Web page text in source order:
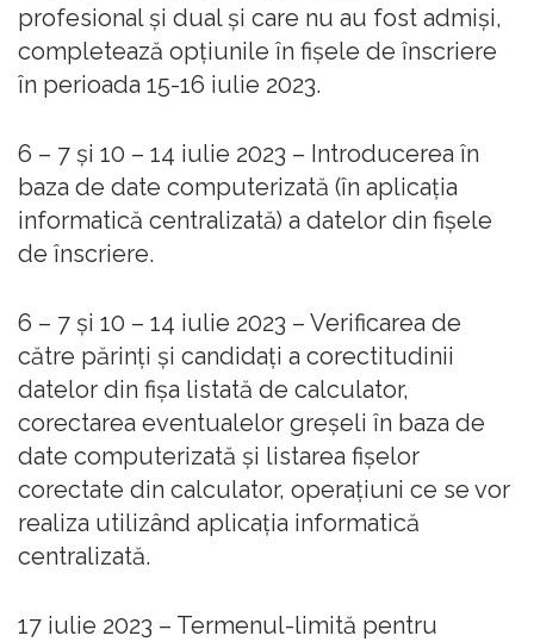
profesional și dual și care nu au fost admiși,
completează opțiunile în fișele de înscriere
în perioada 15-16 iulie 2023.
6 – 7 și 10 – 14 iulie 2023 – Introducerea în
baza de date computerizată (în aplicația
informatică centralizată) a datelor din fișele
de înscriere.
6 – 7 și 10 – 14 iulie 2023 – Verificarea de
către părinți și candidați a corectitudinii
datelor din fișa listată de calculator,
corectarea eventualelor greșeli în baza de
date computerizată și listarea fișelor
corectate din calculator, operațiuni ce se vor
realiza utilizând aplicația informatică
centralizată.
17 iulie 2023 – Termenul-limită pentru